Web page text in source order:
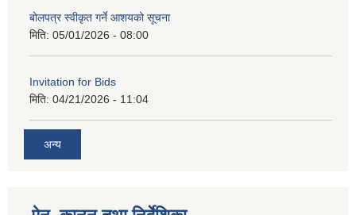
बोलपत्र स्वीकृत गर्ने आशयको सूचना
मिति: 05/01/2026 - 08:00
Invitation for Bids
मिति: 04/21/2026 - 11:04
अन्य